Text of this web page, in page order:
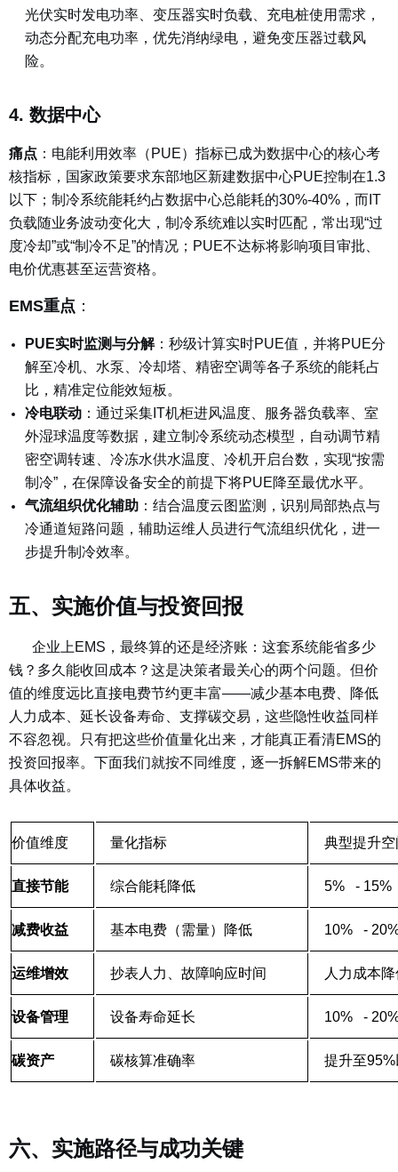
光伏实时发电功率、变压器实时负载、充电桩使用需求，
动态分配充电功率，优先消纳绿电，避免变压器过载风
险。
4. 数据中心
痛点 ： 电能利用效率（PUE）指标已成为数据中心的核心考
核指标，国家政策要求东部地区新建数据中心PUE控制在1.3
以下；制冷系统能耗约占数据中心总能耗的30%-40%，而IT
负载随业务波动变化大，制冷系统难以实时匹配，常出现“过
度冷却”或“制冷不足”的情况；PUE不达标将影响项目审批、
电价优惠甚至运营资格。
EMS重点 ：
PUE实时监测与分解： 秒级计算实时PUE值，并将PUE分
解至冷机、水泵、冷却塔、精密空调等各子系统的能耗占
比，精准定位能效短板。
冷电联动 ： 通过采集IT机柜进风温度、服务器负载率、室
外湿球温度等数据，建立制冷系统动态模型，自动调节精
密空调转速、冷冻水供水温度、冷机开启台数，实现“按需
制冷”，在保障设备安全的前提下将PUE降至最优水平。
气流组织优化辅助 ： 结合温度云图监测，识别局部热点与
冷通道短路问题，辅助运维人员进行气流组织优化，进一
步提升制冷效率。
五、实施价值与投资回报
企业上EMS，最终算的还是经济账：这套系统能省多少
钱？多久能收回成本？这是决策者最关心的两个问题。但价
值的维度远比直接电费节约更丰富——减少基本电费、降低
人力成本、延长设备寿命、支撑碳交易，这些隐性收益同样
不容忽视。只有把这些价值量化出来，才能真正看清EMS的
投资回报率。下面我们就按不同维度，逐一拆解EMS带来的
具体收益。
价值维度 量化指标 典型提升空
直接节能 综合能耗降低 5% - 15%
减费收益 基本电费（需量）降低 10% -
运维增效 抄表人力、故障响应时间 人力成本
设备管理 设备寿命延长 10% -
碳资产 碳核算准确率 提升至
六、实施路径与成功关键